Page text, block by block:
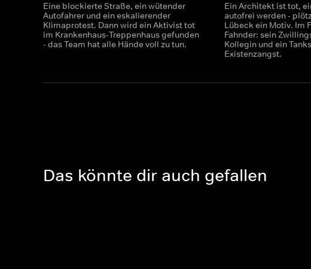
Eine blockierte Straße, ein wütender
Autofahrer und ein eskalierender
Klimaprotest. Dann wird ein Aktivist tot
im Krankenhaus-Treppenhaus gefunden
- das Team hat alle Hände voll zu tun.
Ein Architekt ist tot,
autofrei werden -
Lübeck ein Motiv. Im
Fahnder: sein
Kollegin und ein
Existenzangst.
Das könnte dir auch gefallen